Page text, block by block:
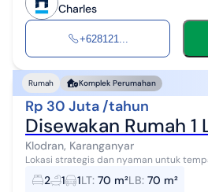
Charles
+628121...
Rumah Komplek Perumahan
Rp 30 Juta /tahun
Disewakan Rumah
Klodran, Karanganyar
Lokasi strategis dan nyaman untuk
aman, tenang, dan cocok untuk
mudah ke pusat kota Li...
2 1 1LT: 70 m²LB: 70 m²